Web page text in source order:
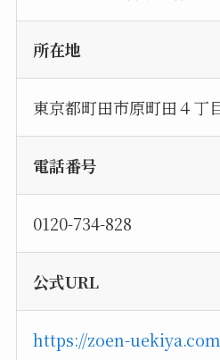
所在地
東京都町田市原町田４丁
電話番号
0120-734-828
公式URL
https://zoen-